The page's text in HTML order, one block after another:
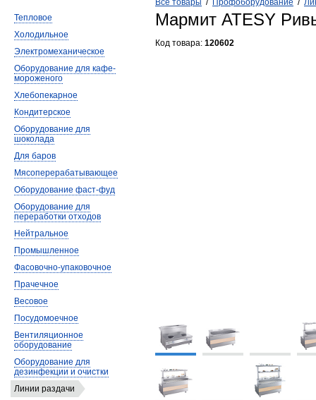
Все товары / Профоборудование /
Мармит ATESY
Код товара: 120602
Тепловое
Холодильное
Электромеханическое
Оборудование для кафе-
мороженого
Хлебопекарное
Кондитерское
Оборудование для
шоколада
Для баров
Мясоперерабатывающее
Оборудование фаст-фуд
Оборудование для
переработки отходов
Нейтральное
Промышленное
Фасовочно-упаковочное
Прачечное
Весовое
Посудомоечное
Вентиляционное
оборудование
Оборудование для
дезинфекции и очистки
Линии раздачи